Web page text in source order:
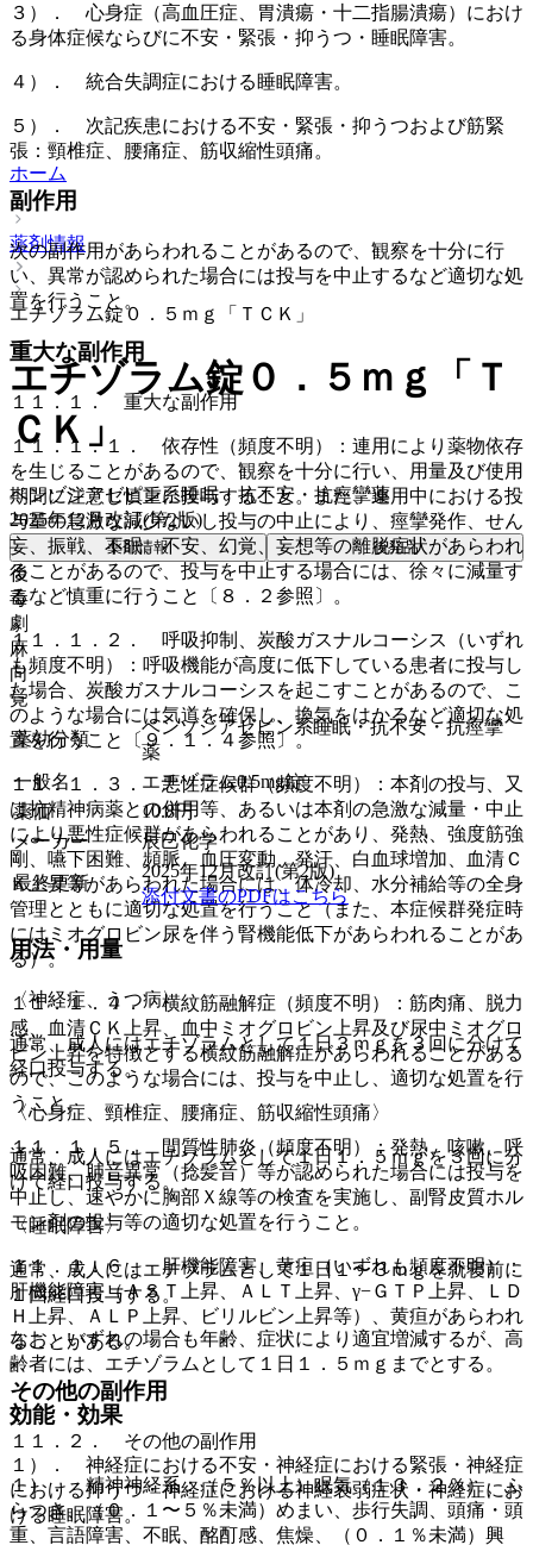
３）． 心身症（高血圧症、胃潰瘍・十二指腸潰瘍）におけ
る身体症候ならびに不安・緊張・抑うつ・睡眠障害。
４）． 統合失調症における睡眠障害。
５）． 次記疾患における不安・緊張・抑うつおよび筋緊
張：頸椎症、腰痛症、筋収縮性頭痛。
副作用
次の副作用があらわれることがあるので、観察を十分に行
い、異常が認められた場合には投与を中止するなど適切な処
置を行うこと。
重大な副作用
１１．１． 重大な副作用
１１．１．１． 依存性（頻度不明）：連用により薬物依存
を生じることがあるので、観察を十分に行い、用量及び使用
期間に注意し慎重に投与すること。また、連用中における投
与量の急激な減少ないし投与の中止により、痙攣発作、せん
妄、振戦、不眠、不安、幻覚、妄想等の離脱症状があらわれ
ることがあるので、投与を中止する場合には、徐々に減量す
るなど慎重に行うこと〔８．２参照〕。
１１．１．２． 呼吸抑制、炭酸ガスナルコーシス（いずれ
も頻度不明）：呼吸機能が高度に低下している患者に投与し
た場合、炭酸ガスナルコーシスを起こすことがあるので、こ
のような場合には気道を確保し、換気をはかるなど適切な処
置を行うこと〔９．１．４参照〕。
１１．１．３． 悪性症候群（頻度不明）：本剤の投与、又
は抗精神病薬との併用等、あるいは本剤の急激な減量・中止
により悪性症候群があらわれることがあり、発熱、強度筋強
剛、嚥下困難、頻脈、血圧変動、発汗、白血球増加、血清Ｃ
Ｋ上昇等があらわれた場合には、体冷却、水分補給等の全身
管理とともに適切な処置を行うこと（また、本症候群発症時
にはミオグロビン尿を伴う腎機能低下があらわれることがあ
る）。
１１．１．４． 横紋筋融解症（頻度不明）：筋肉痛、脱力
感、血清ＣＫ上昇、血中ミオグロビン上昇及び尿中ミオグロ
ビン上昇を特徴とする横紋筋融解症があらわれることがある
ので、このような場合には、投与を中止し、適切な処置を行
うこと。
１１．１．５． 間質性肺炎（頻度不明）：発熱、咳嗽、呼
吸困難、肺音異常（捻髪音）等が認められた場合には投与を
中止し、速やかに胸部Ｘ線等の検査を実施し、副腎皮質ホル
モン剤の投与等の適切な処置を行うこと。
１１．１．６． 肝機能障害、黄疸（いずれも頻度不明）：
肝機能障害（ＡＳＴ上昇、ＡＬＴ上昇、γ−ＧＴＰ上昇、ＬＤ
Ｈ上昇、ＡＬＰ上昇、ビリルビン上昇等）、黄疸があらわれ
ることがある。
その他の副作用
１１．２． その他の副作用
１）． 精神神経系：（５％以上）眠気（１３．２％）、ふ
らつき、（０．１〜５％未満）めまい、歩行失調、頭痛・頭
重、言語障害、不眠、酩酊感、焦燥、（０．１％未満）興
ホーム
薬剤情報
エチゾラム錠０．５ｍｇ「ＴＣＫ」
エチゾラム錠０．５ｍｇ「Ｔ
ＣＫ」
ベンゾジアゼピン系睡眠・抗不安・抗痙攣薬
2025年12月改訂(第2版)
薬剤情報 後発品
後
毒
劇
麻
向
覚
薬効分類
ベンゾジアゼピン系睡眠・抗不安・抗痙攣
薬
一般名
エチゾラム0.5mg錠
薬価
10.8円
メーカー
辰巳化学
最終更新
2025年12月改訂(第2版)
添付文書のPDFはこちら
用法・用量
〈神経症、うつ病〉
通常、成人にはエチゾラムとして１日３ｍｇを３回に分けて
経口投与する。
〈心身症、頸椎症、腰痛症、筋収縮性頭痛〉
通常、成人にはエチゾラムとして１日１．５ｍｇを３回に分
けて経口投与する。
〈睡眠障害〉
通常、成人にはエチゾラムとして１日１〜３ｍｇを就寝前に
１回経口投与する。
なお、いずれの場合も年齢、症状により適宜増減するが、高
齢者には、エチゾラムとして１日１．５ｍｇまでとする。
効能・効果
１）． 神経症における不安・神経症における緊張・神経症
における抑うつ・神経症における神経衰弱症状・神経症にお
ける睡眠障害。